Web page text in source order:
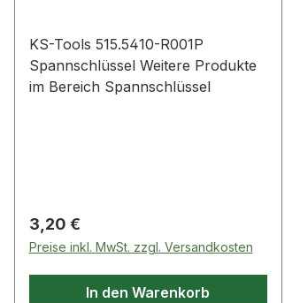
KS-Tools 515.5410-R001P
Spannschlüssel Weitere Produkte
im Bereich Spannschlüssel
Regulärer Preis:
3,20 €
Preise inkl. MwSt. zzgl. Versandkosten
In den Warenkorb